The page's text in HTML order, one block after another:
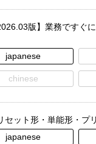
版】業務ですぐ
japanese
chinese
セット形・単能形・プ
japanese